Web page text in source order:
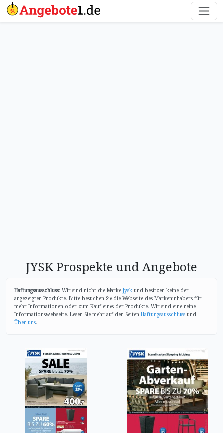
JYSK Prospekte und Angebote
Haftungsausschluss: Wir sind nicht die Marke Jysk und besitzen keine der
angezeigten Produkte. Bitte besuchen Sie die Webseite des Markeninhabers für
mehr Informationen oder zum Kauf eines der Produkte. Wir sind eine reine
Informationswebseite. Lesen Sie mehr auf den Seiten Haftungsausschluss und
Über uns.